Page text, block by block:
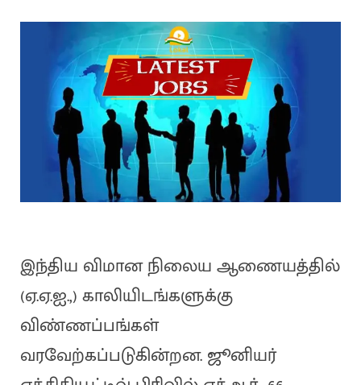
இந்திய விமான நிலைய ஆணையத்தில்
(ஏ.ஏ.ஐ.,) காலியிடங்களுக்கு
விண்ணப்பங்கள்
வரவேற்கப்படுகின்றன. ஜூனியர்